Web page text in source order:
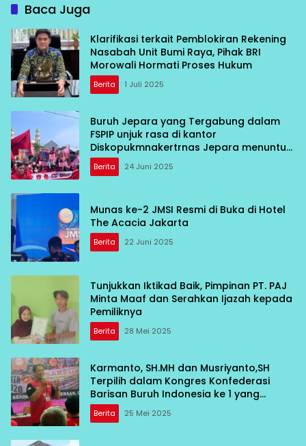
Baca Juga
Klarifikasi terkait Pemblokiran Rekening
Nasabah Unit Bumi Raya, Pihak BRI
Morowali Hormati Proses Hukum
Berita 1 Juli 2025
Buruh Jepara yang Tergabung dalam
FSPIP unjuk rasa di kantor
Diskopukmnakertrnas Jepara menuntut
di terbitkan bukti Pencatatan FSPIP PT
Kanindo Makmur Jaya 2 Jepara
Berita 24 Juni 2025
Munas ke-2 JMSI Resmi di Buka di Hotel
The Acacia Jakarta
Berita 22 Juni 2025
Tunjukkan Iktikad Baik, Pimpinan PT. PAJ
Minta Maaf dan Serahkan Ijazah kepada
Pemiliknya
Berita 28 Mei 2025
Karmanto, SH.MH dan Musriyanto,SH
Terpilih dalam Kongres Konfederasi
Barisan Buruh Indonesia ke 1 yang
diadakan di Sekretariat F-SEDAR Bekasi
Berita 25 Mei 2025